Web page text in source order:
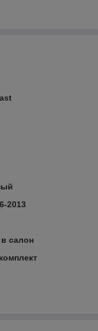
2013
салон